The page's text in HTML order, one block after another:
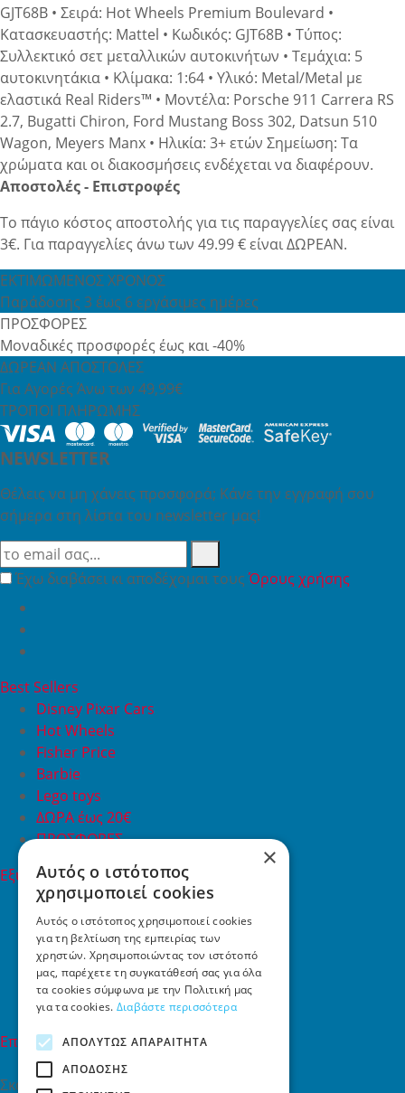
GJT68B • Σειρά: Hot Wheels Premium Boulevard •
Κατασκευαστής: Mattel • Κωδικός: GJT68B • Τύπος:
Συλλεκτικό σετ μεταλλικών αυτοκινήτων • Τεμάχια: 5
αυτοκινητάκια • Κλίμακα: 1:64 • Υλικό: Metal/Metal με
ελαστικά Real Riders™ • Μοντέλα: Porsche 911 Carrera RS
2.7, Bugatti Chiron, Ford Mustang Boss 302, Datsun 510
Wagon, Meyers Manx • Ηλικία: 3+ ετών Σημείωση: Τα
χρώματα και οι διακοσμήσεις ενδέχεται να διαφέρουν.
Αποστολές - Επιστροφές
Το πάγιο κόστος αποστολής για τις παραγγελίες σας είναι
3€. Για παραγγελίες άνω των 49.99 € είναι ΔΩΡΕΑΝ.
ΕΚΤΙΜΩΜΕΝΟΣ ΧΡΟΝΟΣ
Παράδοσης 3 έως 6 εργάσιμες ημέρες
ΠΡΟΣΦΟΡΕΣ
Μοναδικές προσφορές έως και -40%
ΔΩΡΕΑΝ ΑΠΟΣΤΟΛΕΣ
Για Αγορές Άνω των 49,99€
ΤΡΟΠΟΙ ΠΛΗΡΩΜΗΣ
NEWSLETTER
Θέλεις να μη χάνεις προσφορά; Κάνε την εγγραφή σου
σήμερα στη λίστα του newsletter μας!
Έχω διαβάσει κι αποδέχομαι τουςΌρους χρήσης
Best Sellers
Disney Pixar Cars
Hot Wheels
Fisher Price
Barbie
Lego toys
ΔΩΡΑ έως 20€
ΠΡΟΣΦΟΡΕΣ
Εξυπηρέτηση Πελατών
Εξυπηρέτηση πελατών
Συχνές ερωτήσεις
Όροι χρήσης
Τρόποι Πληρωμής
Επιστροφές
Επικοινωνία
Επικοινωνία
Σκαλάνι, Ηράκλειο Κρήτης
×
Αυτός ο ιστότοπος
χρησιμοποιεί cookies
Αυτός ο ιστότοπος χρησιμοποιεί cookies
για τη βελτίωση της εμπειρίας των
χρηστών. Χρησιμοποιώντας τον ιστότοπό
μας, παρέχετε τη συγκατάθεσή σας για όλα
τα cookies σύμφωνα με την Πολιτική μας
για τα cookies. Διαβάστε περισσότερα
ΑΠΟΛΎΤΩΣ ΑΠΑΡΑΊΤΗΤΑ
ΑΠΌΔΟΣΗΣ